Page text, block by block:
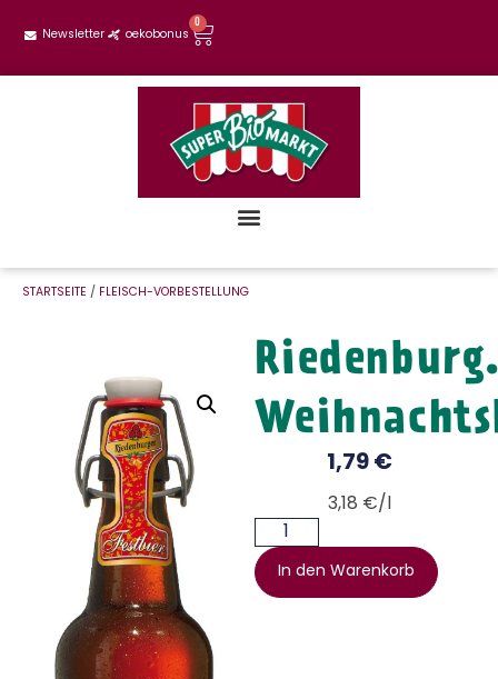
Newsletter oekobonus
0
STARTSEITE / FLEISCH-VORBESTELLUNG
1,79 €
3,18 €/l
In den Warenkorb